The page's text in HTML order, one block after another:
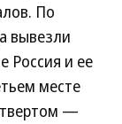
По
вывезли
Россия и ее
месте
—